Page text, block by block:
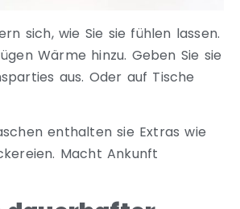
sich, wie Sie sie fühlen lassen.
Wärme hinzu. Geben Sie sie
aus. Oder auf Tische
enthalten sie Extras wie
Macht Ankunft